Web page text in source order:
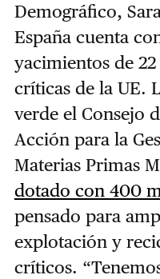
Demográfico,
España cuenta
yacimientos de
críticas de la UE.
verde el Consejo
Acción para la
Materias Primas
dotado con 400
pensado para
explotación y
críticos.